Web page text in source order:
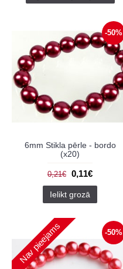
-50%
6mm Stikla pērle - bordo
(x20)
0,21€ 0,11€
Ielikt grozā
-50%
Nav pieejams